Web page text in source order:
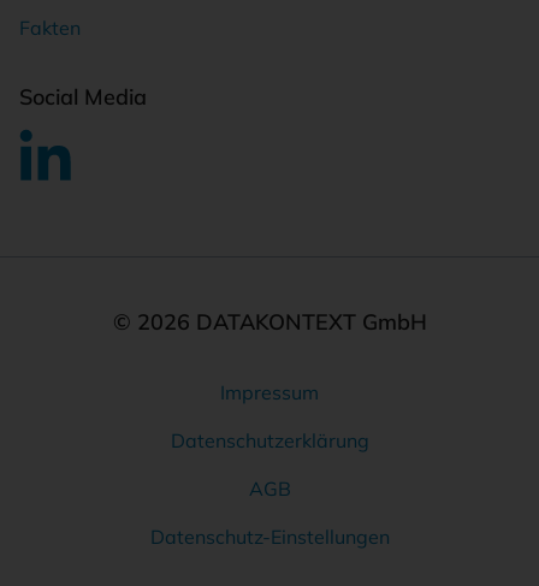
Fakten
Social Media
© 2026 DATAKONTEXT GmbH
Impressum
Datenschutzerklärung
AGB
Datenschutz-Einstellungen